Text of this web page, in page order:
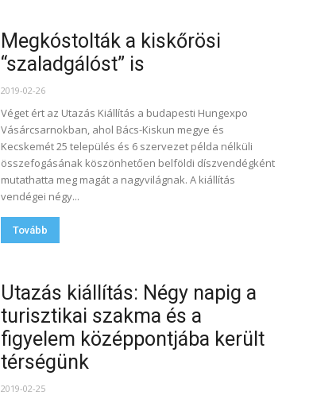
Megkóstolták a kiskőrösi
“szaladgálóst” is
2019-02-26
Véget ért az Utazás Kiállítás a budapesti Hungexpo
Vásárcsarnokban, ahol Bács-Kiskun megye és
Kecskemét 25 település és 6 szervezet példa nélküli
összefogásának köszönhetően belföldi díszvendégként
mutathatta meg magát a nagyvilágnak. A kiállítás
vendégei négy...
Tovább
Utazás kiállítás: Négy napig a
turisztikai szakma és a
figyelem középpontjába került
térségünk
2019-02-25